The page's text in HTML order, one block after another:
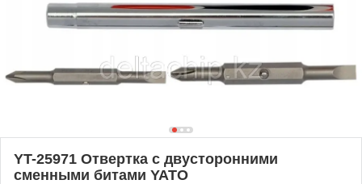
YT-25971 Отвертка с двусторонними
сменными битами YATO